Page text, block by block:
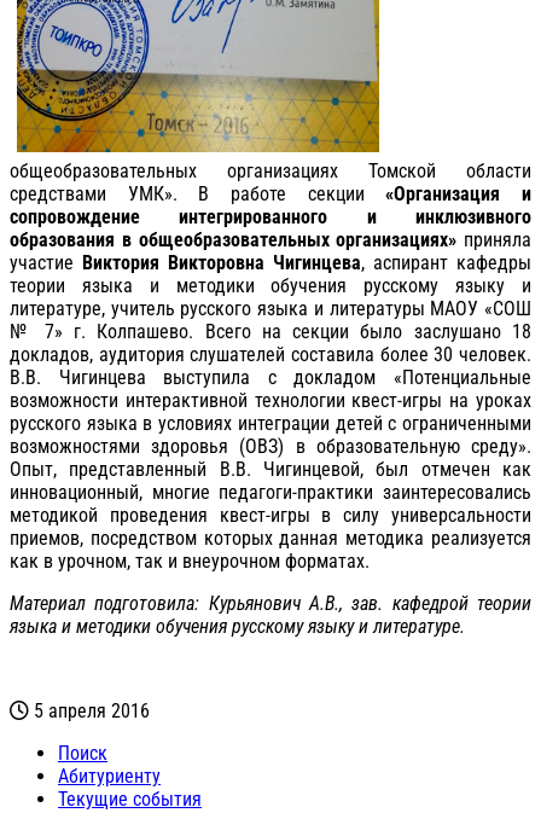
общеобразовательных организациях Томской области
средствами УМК». В работе секции«Организация и
сопровождение интегрированного и инклюзивного
образования в общеобразовательных организациях» приняла
участие Виктория Викторовна Чигинцева, аспирант кафедры
теории языка и методики обучения русскому языку и
литературе, учитель русского языка и литературы МАОУ «СОШ
№ 7» г. Колпашево. Всего на секции было заслушано 18
докладов, аудитория слушателей составила более 30 человек.
В.В. Чигинцева выступила с докладом «Потенциальные
возможности интерактивной технологии квест-игры на уроках
русского языка в условиях интеграции детей с ограниченными
возможностями здоровья (ОВЗ) в образовательную среду».
Опыт, представленный В.В. Чигинцевой, был отмечен как
инновационный, многие педагоги-практики заинтересовались
методикой проведения квест-игры в силу универсальности
приемов, посредством которых данная методика реализуется
как в урочном, так и внеурочном форматах.
Материал подготовила: Курьянович А.В., зав. кафедрой теории
языка и методики обучения русскому языку и литературе.
5 апреля 2016
Поиск
Абитуриенту
Текущие события